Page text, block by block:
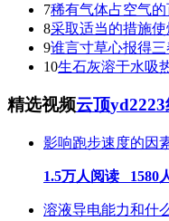
7稀有气体占空气
8采取适当的措施
9谁言寸草心报得
10生石灰溶于水吸
精选视频云顶
影响跑步速度的因
1.5万人阅读 1580
溶液导电能力和什